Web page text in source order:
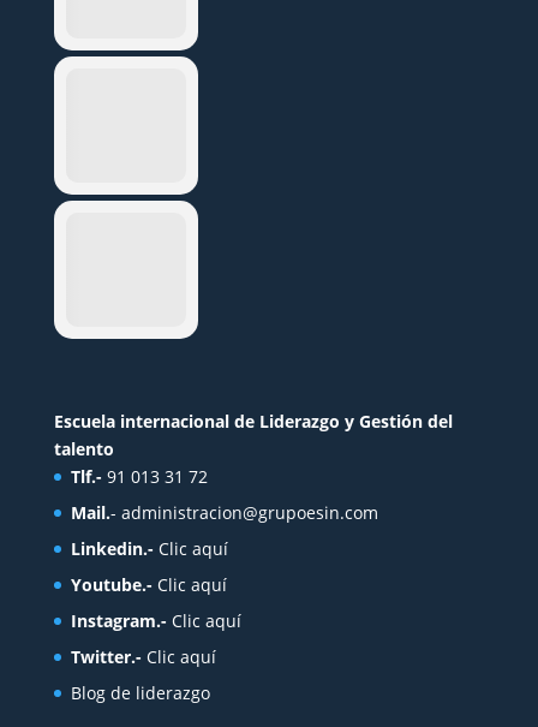
Escuela internacional de Liderazgo y Gestión del
talento
Tlf.- 91 013 31 72
Mail.- administracion@grupoesin.com
Linkedin.- Clic aquí
Youtube.- Clic aquí
Instagram.- Clic aquí
Twitter.- Clic aquí
Blog de liderazgo